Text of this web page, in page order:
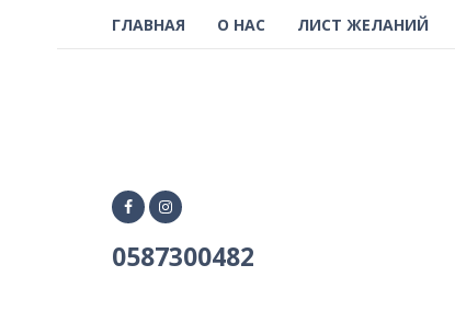
ГЛАВНАЯ О НАС ЛИСТ ЖЕЛАНИЙ
0587300482